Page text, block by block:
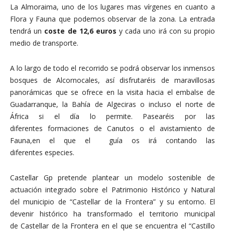
La Almoraima, uno de los lugares mas vírgenes en cuanto a
Flora y Fauna que podemos observar de la zona. La entrada
tendrá un coste de 12,6 euros y cada uno irá con su propio
medio de transporte.
A lo largo de todo el recorrido se podrá observar los inmensos
bosques de Alcornocales, así disfrutaréis de maravillosas
panorámicas que se ofrece en la visita hacia el embalse de
Guadarranque, la Bahía de Algeciras o incluso el norte de
África si el día lo permite. Pasearéis por las
diferentes formaciones de Canutos o el avistamiento de
Fauna,en el que el guía os irá contando las
diferentes especies.
Castellar Gp pretende plantear un modelo sostenible de
actuación integrado sobre el Patrimonio Histórico y Natural
del municipio de “Castellar de la Frontera” y su entorno. El
devenir histórico ha transformado el territorio municipal
de Castellar de la Frontera en el que se encuentra el “Castillo